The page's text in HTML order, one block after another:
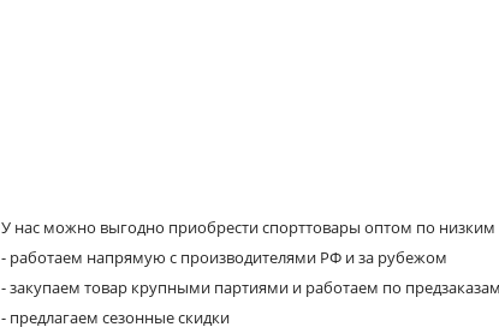
У нас можно выгодно приобрести спорттовары оптом по
- работаем напрямую с производителями РФ и за рубежом
- закупаем товар крупными партиями и работаем по предзаказам
- предлагаем сезонные скидки